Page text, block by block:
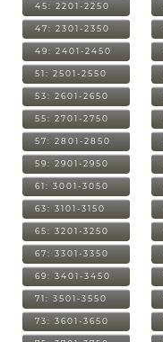
45: 2201-2250
47: 2301-2350
49: 2401-2450
51: 2501-2550
53: 2601-2650
55: 2701-2750
57: 2801-2850
59: 2901-2950
61: 3001-3050
63: 3101-3150
65: 3201-3250
67: 3301-3350
69: 3401-3450
71: 3501-3550
73: 3601-3650